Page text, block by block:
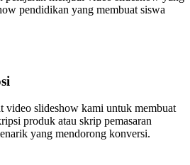
pendidikan yang membuat siswa
video slideshow kami untuk membuat
produk atau skrip pemasaran
yang mendorong konversi.